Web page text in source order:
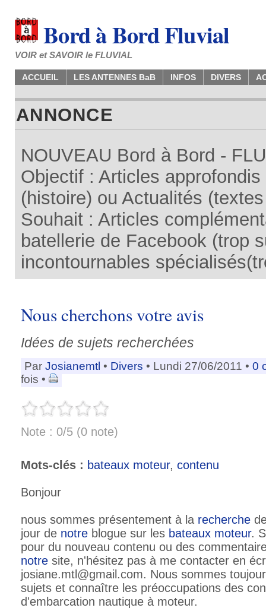
Bord à Bord Fluvial
VOIR et SAVOIR le FLUVIAL
ACCUEIL LES ANTENNES BaB INFOS DIVERS
ANNONCE
NOUVEAU Bord à Bord -
Objectif : Articles
(histoire) ou Actualités
Souhait : Articles
batellerie de Facebook (trop
incontournables
Nous cherchons votre avis
Idées de sujets recherchées
Par Josianemtl • Divers • Lundi 27/06/2011 • 0
fois •
Note : 0/5 (0 note)
Mots-clés : bateaux moteur, contenu
Bonjour
nous sommes présentement à la recherche
jour de notre blogue sur les bateaux moteur.
pour du nouveau contenu ou des
notre site, n'hésitez pas à me contacter en
josiane.mtl@gmail.com. Nous sommes
sujets et connaître les préoccupations des
d'embarcation nautique à moteur.